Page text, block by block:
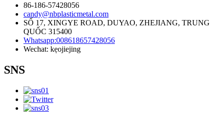
86-186-57428056
candy@nbplasticmetal.com
SỐ 17, XINGYE ROAD, DUYAO, ZHEJIANG, TRUNG
QUỐC 315400
Whatsapp:008618657428056
Wechat: kẹojiejing
SNS